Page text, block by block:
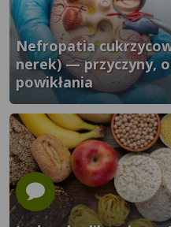
}" />
Nefropatia
nerek) — przyczyny,
powikłania